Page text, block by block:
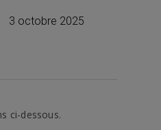
3 octobre 2025
ci-dessous.